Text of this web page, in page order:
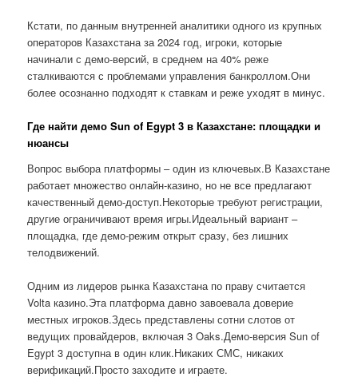
Кстати, по данным внутренней аналитики одного из крупных
операторов Казахстана за 2024 год, игроки, которые
начинали с демо-версий, в среднем на 40% реже
сталкиваются с проблемами управления банкроллом.Они
более осознанно подходят к ставкам и реже уходят в минус.
Где найти демо Sun of Egypt 3 в Казахстане: площадки и
нюансы
Вопрос выбора платформы – один из ключевых.В Казахстане
работает множество онлайн-казино, но не все предлагают
качественный демо-доступ.Некоторые требуют регистрации,
другие ограничивают время игры.Идеальный вариант –
площадка, где демо-режим открыт сразу, без лишних
телодвижений.
Одним из лидеров рынка Казахстана по праву считается
Volta казино.Эта платформа давно завоевала доверие
местных игроков.Здесь представлены сотни слотов от
ведущих провайдеров, включая 3 Oaks.Демо-версия Sun of
Egypt 3 доступна в один клик.Никаких СМС, никаких
верификаций.Просто заходите и играете.